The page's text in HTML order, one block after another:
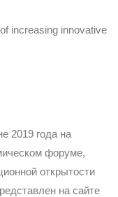
increasing innovative
2019 года на
форуме,
открытости
на сайте